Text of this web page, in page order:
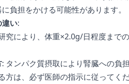
負担をかける可能性があります。
い:
究により、体重×2.0g/日程度まで
: タンパク質摂取により腎臓への負
方は、必ず医師の指示に従ってく